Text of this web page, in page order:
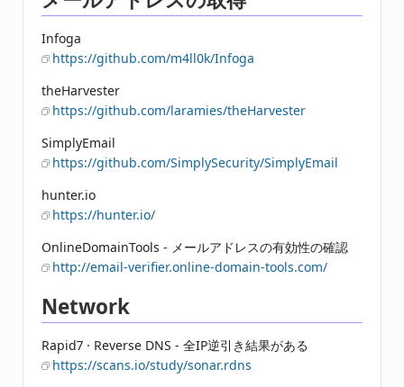
Infoga
https://github.com/m4ll0k/Infoga
theHarvester
https://github.com/laramies/theHarvester
SimplyEmail
https://github.com/SimplySecurity/SimplyEmail
hunter.io
https://hunter.io/
OnlineDomainTools - メールアドレスの有効性の確認
http://email-verifier.online-domain-tools.com/
Network
Rapid7 · Reverse DNS - 全IP逆引き結果がある
https://scans.io/study/sonar.rdns